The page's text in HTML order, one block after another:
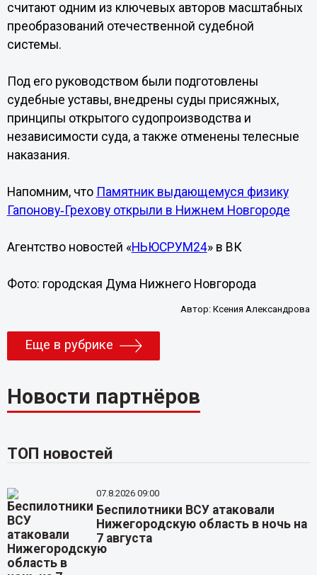
считают одним из ключевых авторов масштабных
преобразований отечественной судебной
системы.
Под его руководством были подготовлены
судебные уставы, внедрены суды присяжных,
принципы открытого судопроизводства и
независимости суда, а также отменены телесные
наказания.
Напомним, что Памятник выдающемуся физику
Гапонову‑Грехову открыли в Нижнем Новгороде
Агентство новостей «НЬЮСРУМ24» в ВК
Фото: городская Дума Нижнего Новгорода
Автор:Ксения Александрова
Еще в рубрике
Новости партнёров
ТОП новостей
07.8.2026 09:00
Беспилотники ВСУ атаковали
Нижегородскую область в ночь на
7 августа